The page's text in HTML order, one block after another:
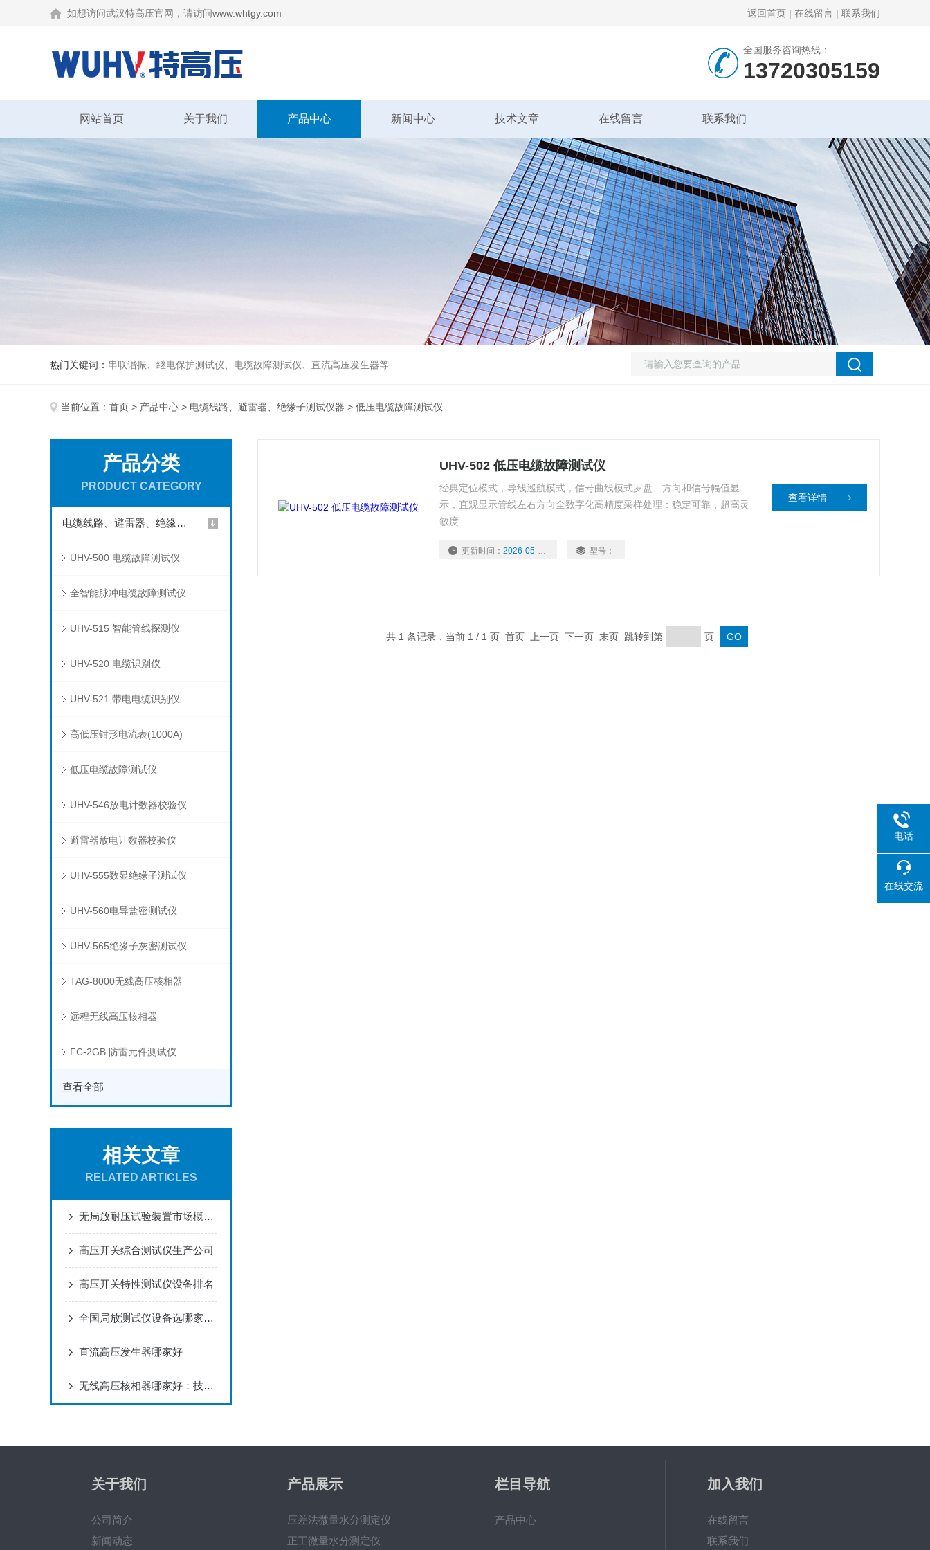
如想访问武汉特高压官网，请访问www.whtgy.com 返回首页 | 在线留言 | 联系我们
全国服务咨询热线：
13720305159
网站首页 关于我们 产品中心 新闻中心 技术文章 在线留言 联系我们
热门关键词： 串联谐振、继电保护测试仪、电缆故障测试仪、直流高压发生器等
当前位置： 首页 > 产品中心 > 电缆线路、避雷器、绝缘子测试仪器 > 低压电缆故障测试仪
产品分类
PRODUCT CATEGORY
电缆线路、避雷器、绝缘子测试仪器
UHV-500 电缆故障测试仪
全智能脉冲电缆故障测试仪
UHV-515 智能管线探测仪
UHV-520 电缆识别仪
UHV-521 带电电缆识别仪
高低压钳形电流表(1000A)
低压电缆故障测试仪
UHV-546放电计数器校验仪
避雷器放电计数器校验仪
UHV-555数显绝缘子测试仪
UHV-560电导盐密测试仪
UHV-565绝缘子灰密测试仪
TAG-8000无线高压核相器
远程无线高压核相器
FC-2GB 防雷元件测试仪
查看全部
相关文章
RELATED ARTICLES
无局放耐压试验装置市场概况 武汉本土厂家产品及服务详解
高压开关综合测试仪生产公司
高压开关特性测试仪设备排名
全国局放测试仪设备选哪家？武汉这两家靠抗干扰实测赢得专业买家信赖！
直流高压发生器哪家好
无线高压核相器哪家好：技术在保障大范围作业时空同步精度中的应用探索
UHV-502 低压电缆故障测试仪
经典定位模式，导线巡航模式，信号曲线模式罗盘、方向和信号幅值显
示，直观显示管线左右方向全数字化高精度采样处理：稳定可靠，超高灵
敏度
更新时间：2026-05-22 型号：
查看详情
共 1 条记录，当前 1 / 1 页 首页 上一页 下一页 末页 跳转到第 页
关于我们
公司简介
新闻动态
产品展示
压差法微量水分测定仪
正工微量水分测定仪
栏目导航
产品中心
加入我们
在线留言
联系我们
电话
在线交流